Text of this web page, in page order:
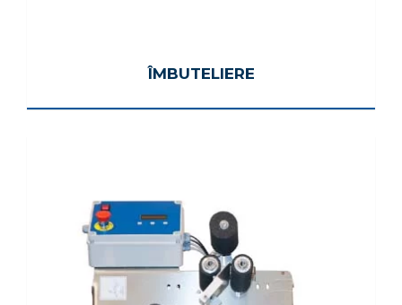
ÎMBUTELIERE